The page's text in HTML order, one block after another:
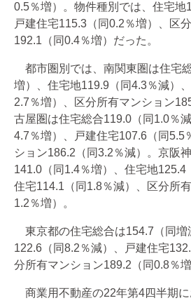
0.5％増）。物件種別では、住宅地
戸建住宅115.3（同0.2％増）、区
192.1（同0.4％増）だった。
都市圏別では、南関東圏は住宅
増）、住宅地119.9（同4.3％減）
2.7％増）、区分所有マンション
古屋圏は住宅総合119.0（同1.0％
4.7％増）、戸建住宅107.6（同5.5
ション186.2（同3.2％減）。京阪
141.0（同1.4％増）、住宅地125.4
住宅114.1（同1.8％減）、区分所
1.2％増）。
東京都の住宅総合は154.7（同増
122.6（同8.2％減）、戸建住宅
分所有マンション189.2（同0.8％増
商業用不動産の22年第4四半期